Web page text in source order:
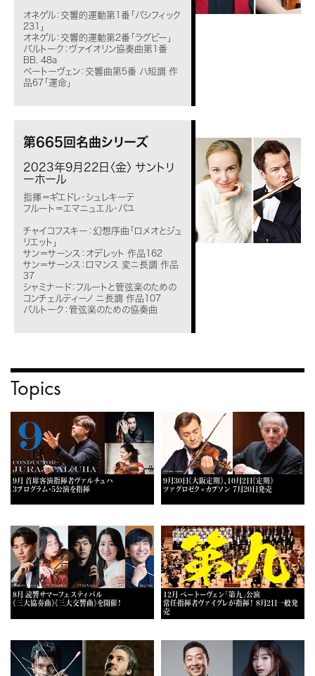
オネゲル：交響的運動第1番「パシフィック
231」
オネゲル：交響的運動第2番「ラグビー」
バルトーク：ヴァイオリン協奏曲第1番
BB. 48a
ベートーヴェン：交響曲第5番 ハ短調 作
品67「運命」
第665回名曲シリーズ
2023年9月22日〈金〉 サントリ
ーホール
指揮＝ギエドレ・シュレキーテ
フルート＝エマニュエル・パユ
チャイコフスキー：幻想序曲「ロメオとジュ
リエット」
サン＝サーンス：オデレット 作品162
サン＝サーンス：ロマンス 変ニ長調 作品
37
シャミナード：フルートと管弦楽のための
コンチェルティーノ ニ長調 作品107
バルトーク：管弦楽のための協奏曲
Topics
9月 首席客演指揮者ヴァルチュハ
3プログラム・5公演を指揮
9月30日《大阪定期》、10月2日《定期》
ツァグロゼク×カプソン 7月20日発売
8月 読響サマーフェスティバル
《三大協奏曲》《三大交響曲》を開催！
12月 ベートーヴェン「第九」公演
常任指揮者ヴァイグレが指揮！ 8月2日一般発
売